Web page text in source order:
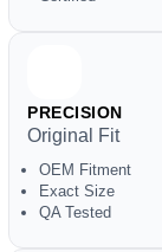
PRECISION
Original Fit
OEM Fitment
Exact Size
QA Tested